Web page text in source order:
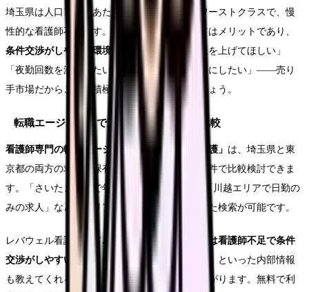
埼玉県は人口10万人あたりの看護師数が全国ワーストクラスで、慢
性的な看護師不足です。これは転職者にとってはメリットであり、
条件交渉がしやすい環境 を意味します。「年収を上げてほしい」
「夜勤回数を減らしたい」「配属先を希望通りにしたい」——売り
手市場だからこそ、積極的に条件交渉をしましょう。
転職エージェントで東京・埼玉を同時に比較
看護師専門の転職エージェント「レバウェル看護」 は、埼玉県と東
京都の両方の求人を保有しているため、同じ条件で比較検討できま
す。「さいたま市内で年収500万以上の病院」「川越エリアで日勤の
みの求人」など、エリアと条件を細かく指定した検索が可能です。
レバウェル看護のアドバイザーは、
「この病院は看護師不足で条件
交渉がしやすい」「この病院は人間関係が良い」
といった内部情報
も教えてくれるため、転職の成功率が格段に上がります。無料で利